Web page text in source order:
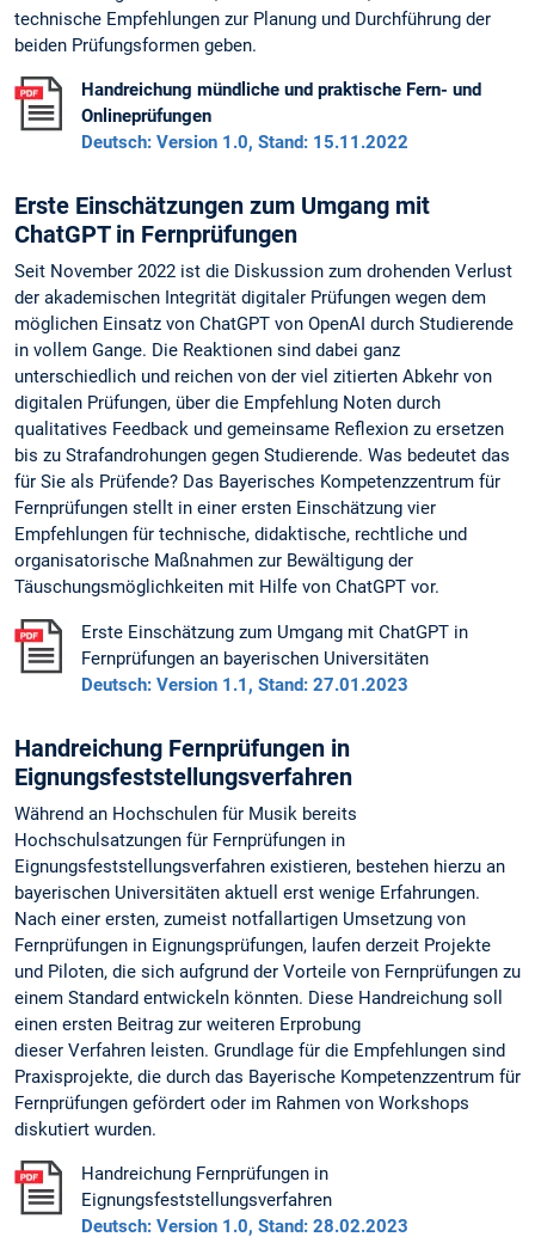
technische Empfehlungen zur Planung und Durchführung der
beiden Prüfungsformen geben.
Handreichung mündliche und praktische Fern- und
Onlineprüfungen
Deutsch: Version 1.0, Stand: 15.11.2022
Erste Einschätzungen zum Umgang mit
ChatGPT in Fernprüfungen
Seit November 2022 ist die Diskussion zum drohenden Verlust
der akademischen Integrität digitaler Prüfungen wegen dem
möglichen Einsatz von ChatGPT von OpenAI durch Studierende
in vollem Gange. Die Reaktionen sind dabei ganz
unterschiedlich und reichen von der viel zitierten Abkehr von
digitalen Prüfungen, über die Empfehlung Noten durch
qualitatives Feedback und gemeinsame Reflexion zu ersetzen
bis zu Strafandrohungen gegen Studierende. Was bedeutet das
für Sie als Prüfende? Das Bayerisches Kompetenzzentrum für
Fernprüfungen stellt in einer ersten Einschätzung vier
Empfehlungen für technische, didaktische, rechtliche und
organisatorische Maßnahmen zur Bewältigung der
Täuschungsmöglichkeiten mit Hilfe von ChatGPT vor.
Erste Einschätzung zum Umgang mit ChatGPT in
Fernprüfungen an bayerischen Universitäten
Deutsch: Version 1.1, Stand: 27.01.2023
Handreichung Fernprüfungen in
Eignungsfeststellungsverfahren
Während an Hochschulen für Musik bereits
Hochschulsatzungen für Fernprüfungen in
Eignungsfeststellungsverfahren existieren, bestehen hierzu an
bayerischen Universitäten aktuell erst wenige Erfahrungen.
Nach einer ersten, zumeist notfallartigen Umsetzung von
Fernprüfungen in Eignungsprüfungen, laufen derzeit Projekte
und Piloten, die sich aufgrund der Vorteile von Fernprüfungen zu
einem Standard entwickeln könnten. Diese Handreichung soll
einen ersten Beitrag zur weiteren Erprobung
dieser Verfahren leisten. Grundlage für die Empfehlungen sind
Praxisprojekte, die durch das Bayerische Kompetenzzentrum für
Fernprüfungen gefördert oder im Rahmen von Workshops
diskutiert wurden.
Handreichung Fernprüfungen in
Eignungsfeststellungsverfahren
Deutsch: Version 1.0, Stand: 28.02.2023